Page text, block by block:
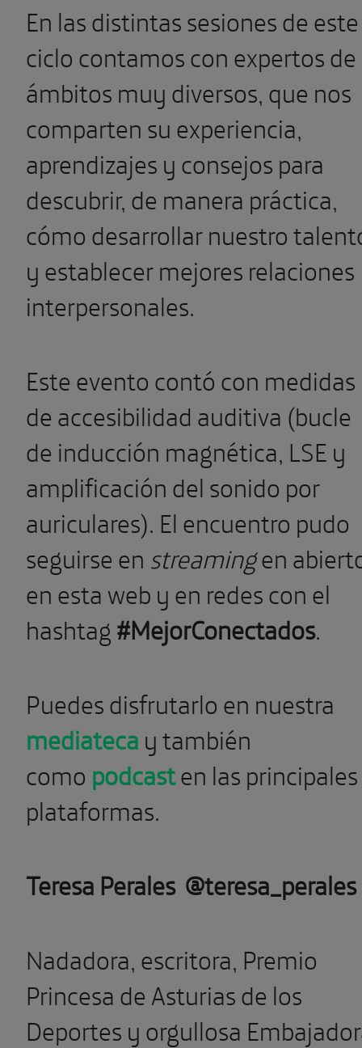
En las distintas sesiones de este
ciclo contamos con expertos de
ámbitos muy diversos, que nos
comparten su experiencia,
aprendizajes y consejos para
descubrir, de manera práctica,
cómo desarrollar nuestro
y establecer mejores relaciones
interpersonales.
Este evento contó con medidas
de accesibilidad auditiva (bucle
de inducción magnética, LSE y
amplificación del sonido por
auriculares). El encuentro pudo
seguirse en streamingen
en esta web y en redes con el
hashtag#MejorConectados.
Puedes disfrutarlo en nuestra
mediatecay también
como podcasten las principales
plataformas.
Teresa Perales @teresa_perales
Nadadora, escritora, Premio
Princesa de Asturias de los
Deportes y orgullosa